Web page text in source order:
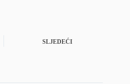
SLJEDEĆI